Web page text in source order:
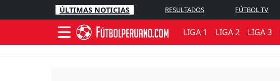
ÚLTIMAS NOTICIAS RESULTADOS FÚTBOL TV
LIGA 1 LIGA 2 LIGA 3